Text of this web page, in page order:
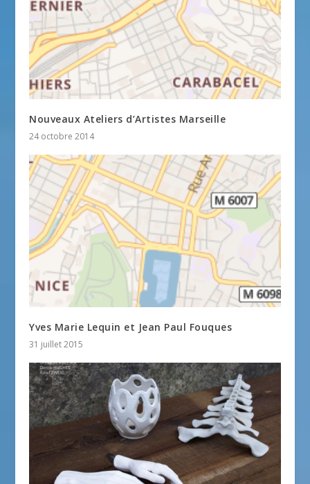
Nouveaux Ateliers d’Artistes Marseille
24 octobre 2014
Yves Marie Lequin et Jean Paul Fouques
31 juillet 2015